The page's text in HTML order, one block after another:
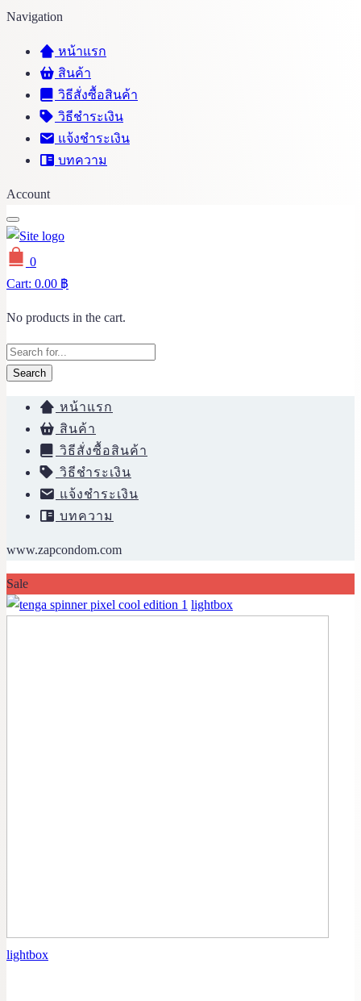
Navigation
หน้าแรก
สินค้า
วิธีสั่งซื้อสินค้า
วิธีชำระเงิน
แจ้งชำระเงิน
บทความ
Account
0
Cart: 0.00 ฿
No products in the cart.
Search
หน้าแรก
สินค้า
วิธีสั่งซื้อสินค้า
วิธีชำระเงิน
แจ้งชำระเงิน
บทความ
www.zapcondom.com
Sale
lightbox
lightbox